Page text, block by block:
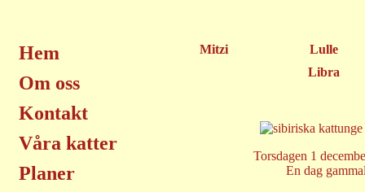
Hem
Om oss
Kontakt
Våra katter
Planer
Mitzi
Lulle
Libra
Torsdagen 1
En dag